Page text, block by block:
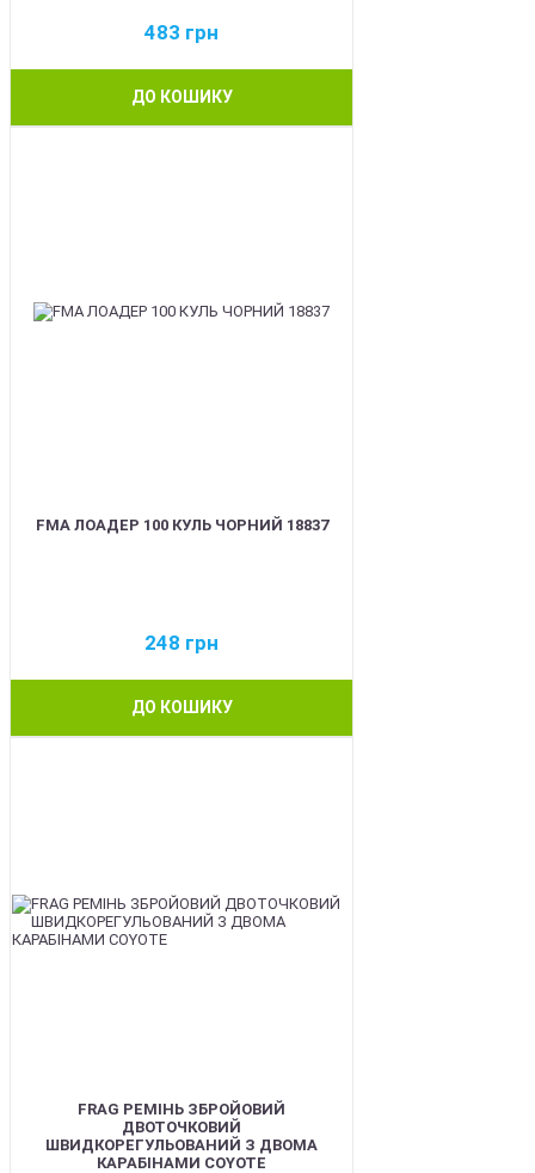
483 грн
ДО КОШИКУ
FMA ЛОАДЕР 100 КУЛЬ ЧОРНИЙ 18837
248 грн
ДО КОШИКУ
FRAG РЕМІНЬ ЗБРОЙОВИЙ
ДВОТОЧКОВИЙ
ШВИДКОРЕГУЛЬОВАНИЙ З ДВОМА
КАРАБІНАМИ COYOTE